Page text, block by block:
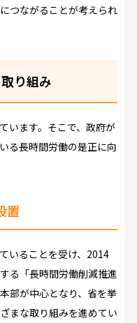
つながることが考えられ
り組み
います。そこで、政府が
る長時間労働の是正に向
置
いることを受け、2014
る「長時間労働削減推進
部が中心となり、省を挙
まな取り組みを進めてい